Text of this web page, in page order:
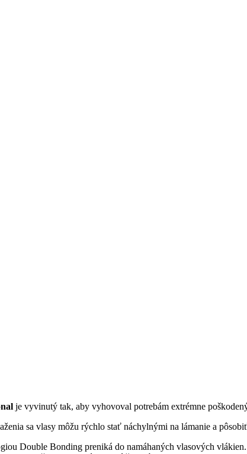
je vyvinutý tak, aby vyhovoval potrebám extrémne
sa vlasy môžu rýchlo stať náchylnými na lámanie a
Double Bonding preniká do namáhaných vlasových